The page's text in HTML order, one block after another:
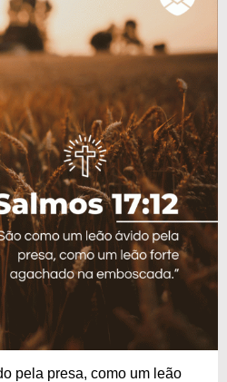
pela presa, como um leão